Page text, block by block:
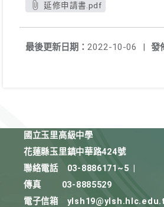
延修申請書.pdf
發
最後更新日期： 2022-10-06
|
國立玉里高級中學
花蓮縣玉里鎮中華路424號
聯絡電話
03-8886171~5
傳真
03-8885529
電子信箱